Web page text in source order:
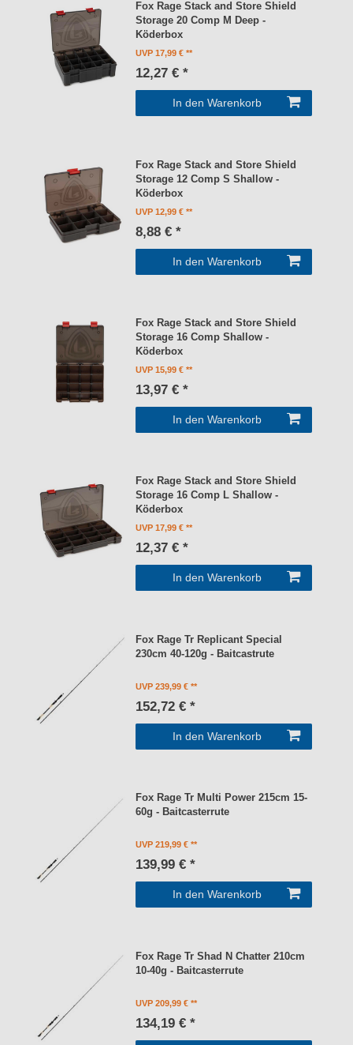
Fox Rage Stack and Store Shield
Storage 20 Comp M Deep -
Köderbox
UVP 17,99 €
12,27 € *
In den Warenkorb
Fox Rage Stack and Store Shield
Storage 12 Comp S Shallow -
Köderbox
UVP 12,99 €
8,88 € *
In den Warenkorb
Fox Rage Stack and Store Shield
Storage 16 Comp Shallow -
Köderbox
UVP 15,99 €
13,97 € *
In den Warenkorb
Fox Rage Stack and Store Shield
Storage 16 Comp L Shallow -
Köderbox
UVP 17,99 €
12,37 € *
In den Warenkorb
Fox Rage Tr Replicant Special
230cm 40-120g - Baitcastrute
UVP 239,99 €
152,72 € *
In den Warenkorb
Fox Rage Tr Multi Power 215cm 15-
60g - Baitcasterrute
UVP 219,99 €
139,99 € *
In den Warenkorb
Fox Rage Tr Shad N Chatter 210cm
10-40g - Baitcasterrute
UVP 209,99 €
134,19 € *